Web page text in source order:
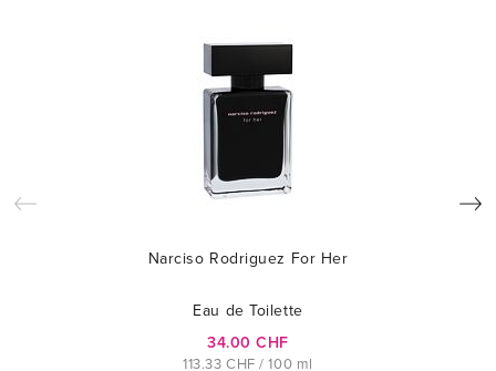
Narciso Rodriguez For Her
Eau de Toilette
34.00 CHF
113.33 CHF / 100 ml